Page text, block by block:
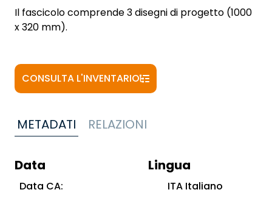
Il fascicolo comprende 3 disegni di progetto (1000
x 320 mm).
CONSULTA L'INVENTARIO
METADATI RELAZIONI
Data
Data CA:
Lingua
ITA Italiano